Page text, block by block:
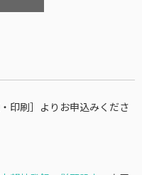
印刷］よりお申込みくださ